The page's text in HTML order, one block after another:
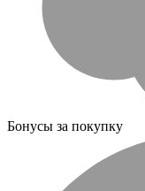
Бонусы за покупку